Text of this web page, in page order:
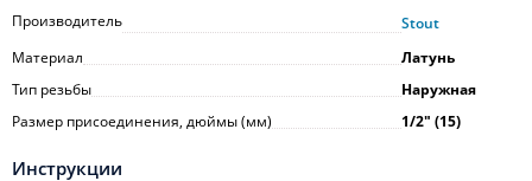
Производитель
Stout
Материал
Латунь
Тип резьбы
Наружная
Размер присоединения, дюймы (мм)
1/2ʺ (15)
Инструкции